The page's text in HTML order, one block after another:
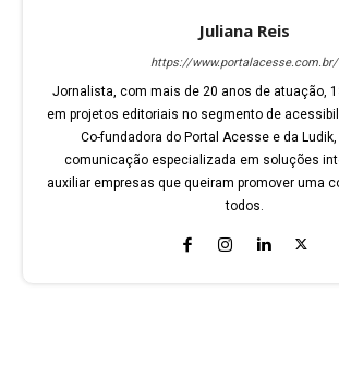
Juliana Reis
https://www.portalacesse.com.br/
Jornalista, com mais de 20 anos de atuação,
em projetos editoriais no segmento de
Co-fundadora do Portal Acesse e da
comunicação especializada em soluções
auxiliar empresas que queiram promover uma
todos.